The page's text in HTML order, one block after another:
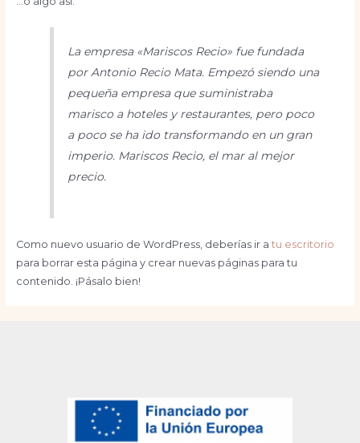
La empresa «Mariscos Recio» fue fundada
por Antonio Recio Mata. Empezó siendo una
pequeña empresa que suministraba
marisco a hoteles y restaurantes, pero poco
a poco se ha ido transformando en un gran
imperio. Mariscos Recio, el mar al mejor
precio.
Como nuevo usuario de WordPress, deberías ir a tu escritorio
para borrar esta página y crear nuevas páginas para tu
contenido. ¡Pásalo bien!